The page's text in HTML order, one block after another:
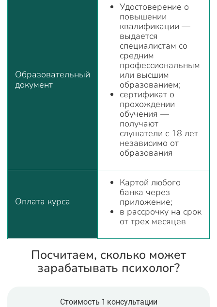
Образовательный
документ
Удостоверение о
повышении
квалификации —
выдается
специалистам со
средним
профессиональным
или высшим
образованием;
сертификат о
прохождении
обучения —
получают
слушатели с 18 лет
независимо от
образования
Оплата курса
Картой любого
банка через
приложение;
в рассрочку на срок
от трех месяцев
Посчитаем, сколько может
зарабатывать психолог?
Стоимость 1 консультации